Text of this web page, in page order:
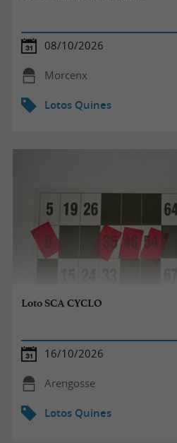
08/10/2026
Morcenx
Lotos Quines
Loto SCA CYCLO
16/10/2026
Arengosse
Lotos Quines